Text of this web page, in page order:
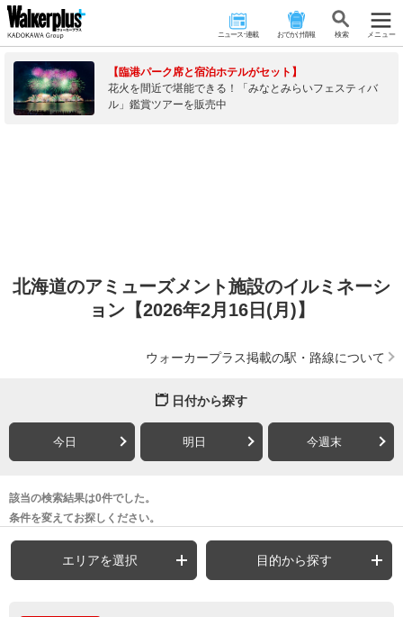
ニュース･連載 おでかけ情報 検 索 メニュー
【臨港パーク席と宿泊ホテルがセット】
花火を間近で堪能できる！「みなとみらいフェスティバ
ル」鑑賞ツアーを販売中
北海道のアミューズメント施設のイルミネーシ
ョン【2026年2月16日(月)】
ウォーカープラス掲載の駅・路線について
日付から探す
今日 明日 今週末
該当の検索結果は0件でした。
条件を変えてお探しください。
エリアを選択 目的から探す